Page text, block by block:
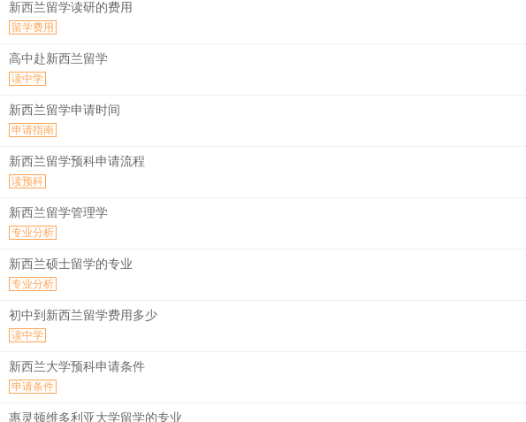
新西兰留学读研的费用
留学费用
高中赴新西兰留学
读中学
新西兰留学申请时间
申请指南
新西兰留学预科申请流程
读预科
新西兰留学管理学
专业分析
新西兰硕士留学的专业
专业分析
初中到新西兰留学费用多少
读中学
新西兰大学预科申请条件
申请条件
惠灵顿维多利亚大学留学的专业